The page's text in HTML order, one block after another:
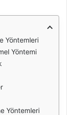
Yöntemleri
Yöntemi
Yöntemleri